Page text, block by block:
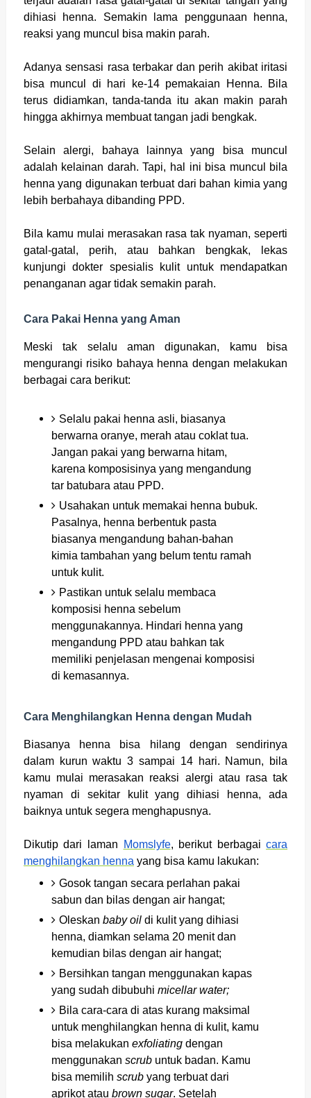
dihiasi henna. Semakin lama penggunaan henna,
reaksi yang muncul bisa makin parah.
Adanya sensasi rasa terbakar dan perih akibat iritasi
bisa muncul di hari ke-14 pemakaian Henna. Bila
terus didiamkan, tanda-tanda itu akan makin parah
hingga akhirnya membuat tangan jadi bengkak.
Selain alergi, bahaya lainnya yang bisa muncul
adalah kelainan darah. Tapi, hal ini bisa muncul bila
henna yang digunakan terbuat dari bahan kimia yang
lebih berbahaya dibanding PPD.
Bila kamu mulai merasakan rasa tak nyaman, seperti
gatal-gatal, perih, atau bahkan bengkak, lekas
kunjungi dokter spesialis kulit untuk mendapatkan
penanganan agar tidak semakin parah.
Cara Pakai Henna yang Aman
Meski tak selalu aman digunakan, kamu bisa
mengurangi risiko bahaya henna dengan melakukan
berbagai cara berikut:
Selalu pakai henna asli, biasanya
berwarna oranye, merah atau coklat tua.
Jangan pakai yang berwarna hitam,
karena komposisinya yang mengandung
tar batubara atau PPD.
Usahakan untuk memakai henna bubuk.
Pasalnya, henna berbentuk pasta
biasanya mengandung bahan-bahan
kimia tambahan yang belum tentu ramah
untuk kulit.
Pastikan untuk selalu membaca
komposisi henna sebelum
menggunakannya. Hindari henna yang
mengandung PPD atau bahkan tak
memiliki penjelasan mengenai komposisi
di kemasannya.
Cara Menghilangkan Henna dengan Mudah
Biasanya henna bisa hilang dengan sendirinya
dalam kurun waktu 3 sampai 14 hari. Namun, bila
kamu mulai merasakan reaksi alergi atau rasa tak
nyaman di sekitar kulit yang dihiasi henna, ada
baiknya untuk segera menghapusnya.
Dikutip dari laman Momslyfe, berikut berbagaicara
menghilangkan henna yang bisa kamu lakukan:
Gosok tangan secara perlahan pakai
sabun dan bilas dengan air hangat;
Oleskan baby oildi kulit yang dihiasi
henna, diamkan selama 20 menit dan
kemudian bilas dengan air hangat;
Bersihkan tangan menggunakan kapas
yang sudah dibubuhi micellar water;
Bila cara-cara di atas kurang maksimal
untuk menghilangkan henna di kulit, kamu
bisa melakukan exfoliatingdengan
menggunakan scrubuntuk badan. Kamu
bisa memilih scrubyang terbuat dari
aprikot atau brown sugar. Setelah